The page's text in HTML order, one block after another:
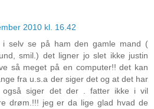
2010 kl. 16.42
selv se på ham den gamle mand (
smil.) det ligner jo slet ikke justin
så meget på en computer!! det kan
fra u.s.a der siger det og at det har
siger det der . fatter ikke i vil
drøm.!!! jeg er da lige glad hvad de